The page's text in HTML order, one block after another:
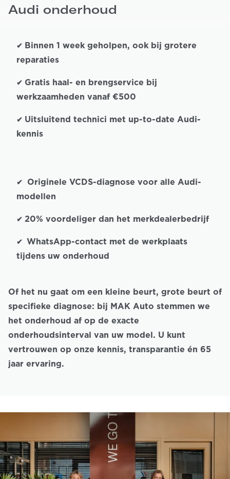
Audi onderhoud
✔ Binnen 1 week geholpen, ook bij grotere
reparaties
✔ Gratis haal- en brengservice bij
werkzaamheden vanaf €500
✔ Uitsluitend technici met up-to-date Audi-
kennis
✔
Originele VCDS-diagnose voor alle Audi-
modellen
✔ 20% voordeliger dan het merkdealerbedrijf
✔ WhatsApp-contact met de werkplaats
tijdens uw onderhoud
Of het nu gaat om een kleine beurt, grote beurt of
specifieke diagnose: bij MAK Auto stemmen we
het onderhoud af op de exacte
onderhoudsinterval van uw model. U kunt
vertrouwen op onze kennis, transparantie én 65
jaar ervaring.